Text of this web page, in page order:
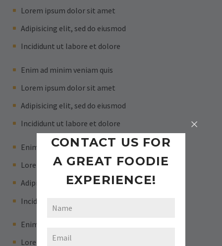
Lorem ipsum dolor sit amet
Adipisicing elit, sed do eiusmod
Incididunt ut labore et dolore
Enim ad minim veniam quis
Lorem ipsum dolor sit amet
Adipisicing elit, sed do eiusmod
Incididunt ut labore et dolore
Enim ad minim veniam quis
Lorem ipsum dolor sit amet
Adipisicing elit, sed do eiusmod
Incididunt ut labore et dolore
Enim ad minim veniam quis
Lorem ipsum dolor sit amet
CONTACT US FOR
A GREAT FOODIE
EXPERIENCE!